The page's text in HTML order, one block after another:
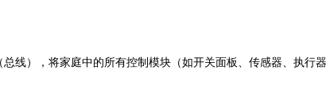
线），将家庭中的所有控制模块（如开关面板、传感器、执行